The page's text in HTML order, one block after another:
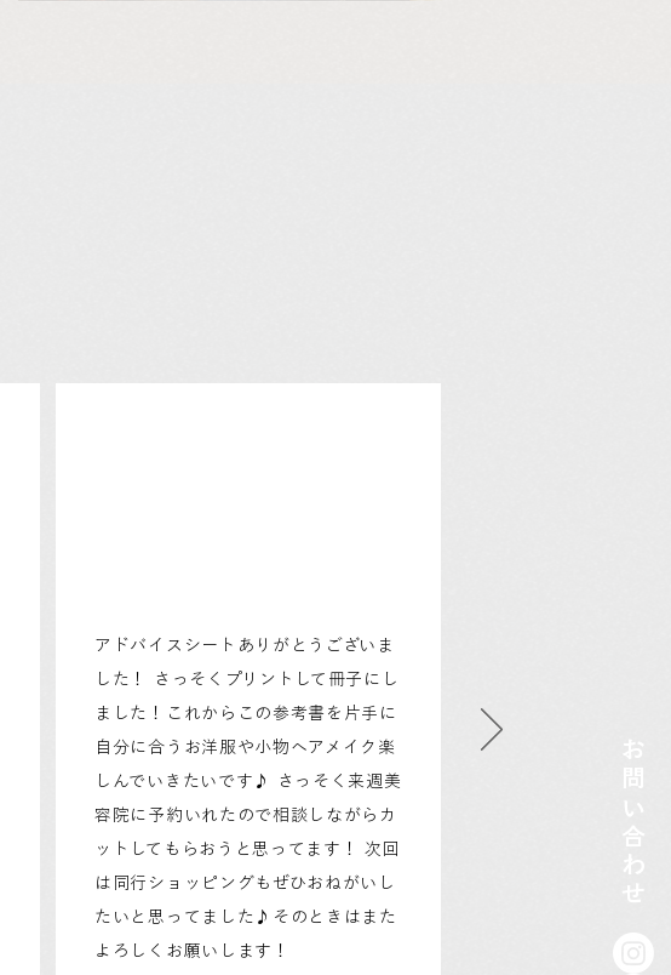
アドバイスシートありがとうございま
した！ さっそくプリントして冊子にし
ました！これからこの参考書を片手に
自分に合うお洋服や小物ヘアメイク楽
しんでいきたいです♪ さっそく来週美
容院に予約いれたので相談しながらカ
ットしてもらおうと思ってます！ 次回
は同行ショッピングもぜひおねがいし
たいと思ってました♪そのときはまた
よろしくお願いします！